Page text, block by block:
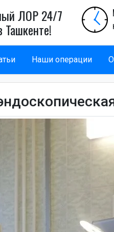
ЛОР 24/7
Наши операции